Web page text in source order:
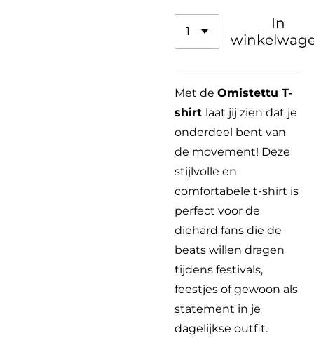
In
Met de Omistettu T-
shirt laat jij zien dat je
onderdeel bent van
de movement! Deze
stijlvolle en
comfortabele t-shirt is
perfect voor de
diehard fans die de
beats willen dragen
tijdens festivals,
feestjes of gewoon als
statement in je
dagelijkse outfit.